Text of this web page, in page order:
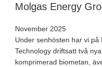
Molgas Energy
November 2025
Under senhösten har vi på
Technology driftsatt två
komprimerad biometan,